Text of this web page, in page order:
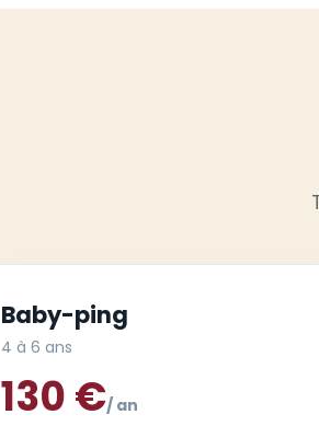
Baby-ping
4 à 6 ans
130 €/ an